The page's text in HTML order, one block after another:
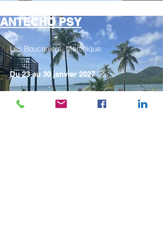
ANTECHO PSY
Les Boucaniers, Martinique
Du 23 au 30 janvier 2027